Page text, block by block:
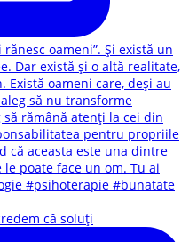
că soluți